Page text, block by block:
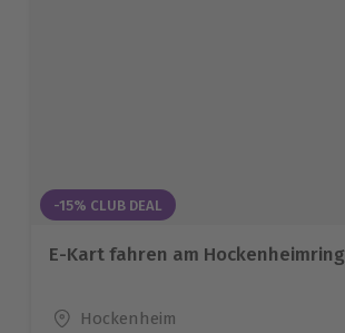
-15% CLUB DEAL
E-Kart fahren am Hockenheimring
Standort
Hockenheim